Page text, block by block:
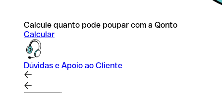
Calcule quanto pode poupar com a Qonto
Calcular
Dúvidas e Apoio ao Cliente